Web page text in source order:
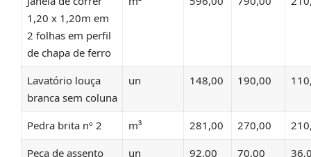
1,20 x 1,20m em
2 folhas em perfil
de chapa de ferro
Lavatório louça
branca sem coluna
un 148,00 190,00
Pedra brita nº 2 m³ 281,00 270,00
Peça de assento
un 92,00 70,00